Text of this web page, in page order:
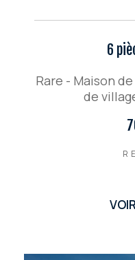
6
Rare - Maison
de